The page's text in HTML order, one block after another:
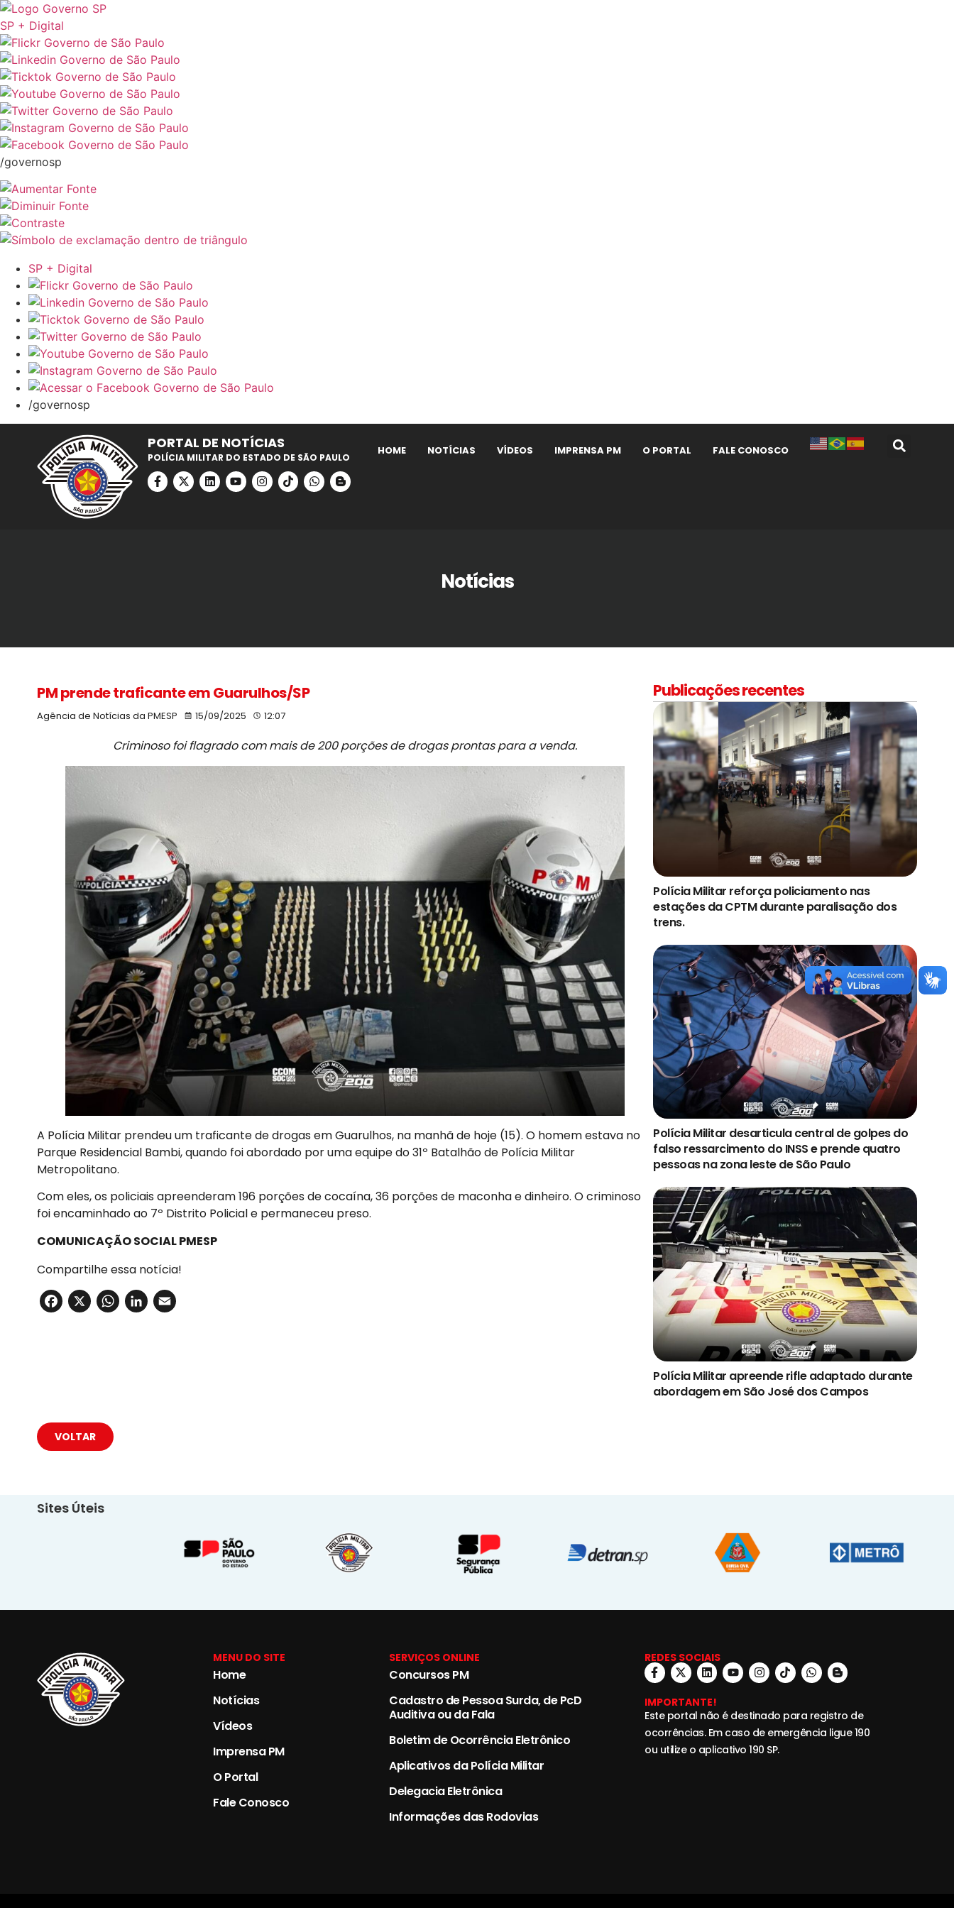
SP + Digital
/governosp
SP + Digital
/governosp
PORTAL DE NOTÍCIAS
POLÍCIA MILITAR DO ESTADO DE SÃO PAULO
HOME NOTÍCIAS VÍDEOS IMPRENSA PM O PORTAL FALE CONOSCO
Notícias
PM prende traficante em Guarulhos/SP
Agência de Notícias da PMESP 15/09/2025 12:07
Criminoso foi flagrado com mais de 200 porções de drogas prontas para a venda.
A Polícia Militar prendeu um traficante de drogas em Guarulhos, na manhã de hoje (15). O homem estava no
Parque Residencial Bambi, quando foi abordado por uma equipe do 31º Batalhão de Polícia Militar
Metropolitano.
Com eles, os policiais apreenderam 196 porções de cocaína, 36 porções de maconha e dinheiro. O criminoso
foi encaminhado ao 7º Distrito Policial e permaneceu preso.
COMUNICAÇÃO SOCIAL PMESP
Compartilhe essa notícia!
Facebook
X WhatsApp
LinkedIn
Publicações recentes
Polícia Militar reforça policiamento nas
estações da CPTM durante paralisação dos
trens.
Polícia Militar desarticula central de golpes do
falso ressarcimento do INSS e prende quatro
pessoas na zona leste de São Paulo
Polícia Militar apreende rifle adaptado durante
abordagem em São José dos Campos
VOLTAR
Sites Úteis
MENU DO SITE
Home
Notícias
Vídeos
Imprensa PM
O Portal
Fale Conosco
SERVIÇOS ONLINE
Concursos PM
Cadastro de Pessoa Surda, de PcD
Auditiva ou da Fala
Boletim de Ocorrência Eletrônico
Aplicativos da Polícia Militar
Delegacia Eletrônica
Informações das Rodovias
REDES SOCIAIS
IMPORTANTE!
Este portal não é destinado para registro de
ocorrências. Em caso de emergência ligue 190
ou utilize o aplicativo 190 SP.